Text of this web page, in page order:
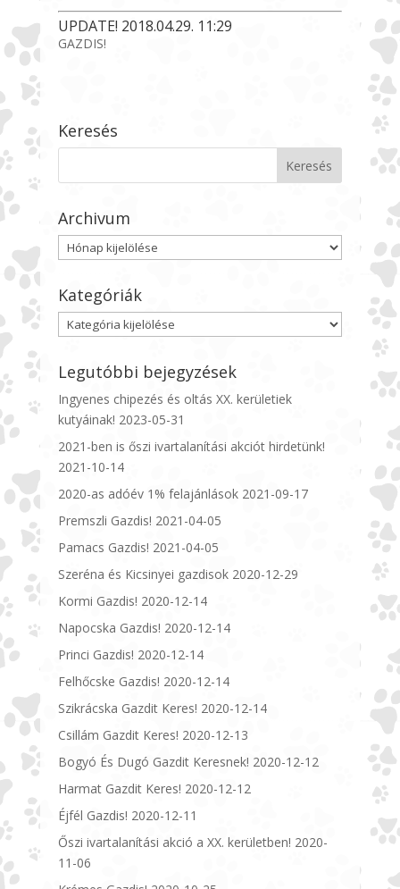
UPDATE! 2018.04.29. 11:29
GAZDIS!
Keresés
Archivum
Archivum
Kategóriák
Kategóriák
Legutóbbi bejegyzések
Ingyenes chipezés és oltás XX. kerületiek
kutyáinak! 2023-05-31
2021-ben is őszi ivartalanítási akciót hirdetünk!
2021-10-14
2020-as adóév 1% felajánlások 2021-09-17
Premszli Gazdis! 2021-04-05
Pamacs Gazdis! 2021-04-05
Szeréna és Kicsinyei gazdisok 2020-12-29
Kormi Gazdis! 2020-12-14
Napocska Gazdis! 2020-12-14
Princi Gazdis! 2020-12-14
Felhőcske Gazdis! 2020-12-14
Szikrácska Gazdit Keres! 2020-12-14
Csillám Gazdit Keres! 2020-12-13
Bogyó És Dugó Gazdit Keresnek! 2020-12-12
Harmat Gazdit Keres! 2020-12-12
Éjfél Gazdis! 2020-12-11
Őszi ivartalanítási akció a XX. kerületben! 2020-
11-06